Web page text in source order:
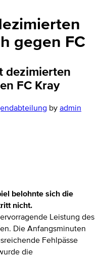
gegen FC
dezimierten
FC Kray
byadmin
belohnte sich die
nicht.
Leistung des
Die Anfangsminuten
Fehlpässe
die